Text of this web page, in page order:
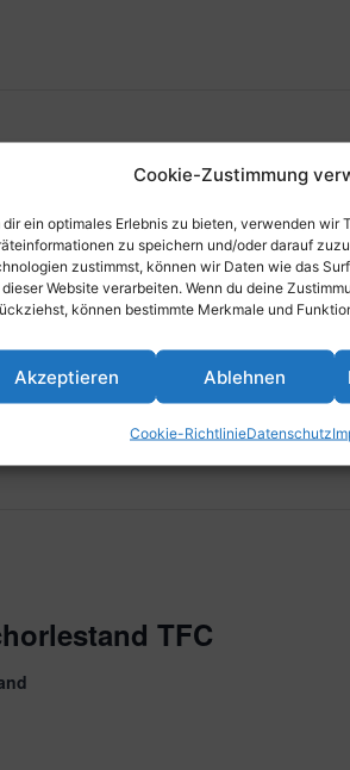
Cookie-Zustimmung
dir ein optimales Erlebnis zu bieten, verwenden wir
zu speichern und/oder darauf
zustimmst, können wir Daten wie das
Website verarbeiten. Wenn du deine
können bestimmte Merkmale und
Akzeptieren Ablehnen
Cookie-RichtlinieDatenschutz
Runde. Regionale Ausbildungsbetriebe
alkoholfreiem Bier!
TFC